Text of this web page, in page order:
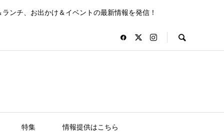
ンチ、お出かけ＆イベントの最新情報を発信！
特集 情報提供はこちら